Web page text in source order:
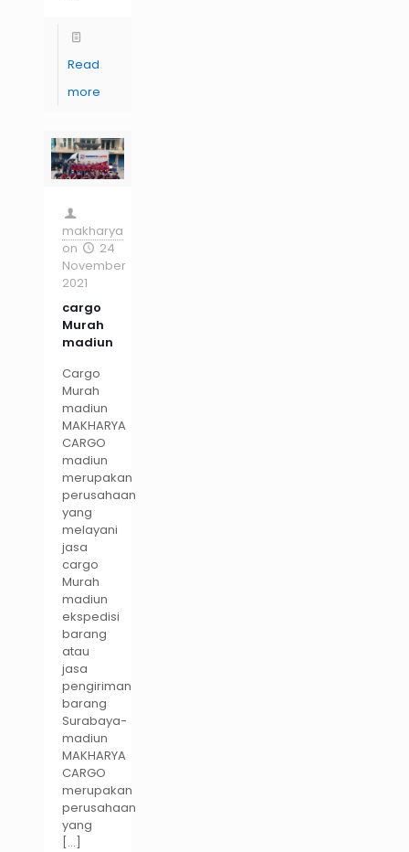
Read
more
makharya
on
24
November
2021
cargo
Murah
madiun
Cargo
Murah
madiun
MAKHARYA
CARGO
madiun
merupakan
perusahaan
yang
melayani
jasa
cargo
Murah
madiun
ekspedisi
barang
atau
jasa
pengiriman
barang
Surabaya-
madiun
MAKHARYA
CARGO
merupakan
perusahaan
yang
[…]